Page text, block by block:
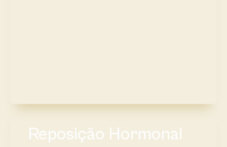
Reposição Hormonal